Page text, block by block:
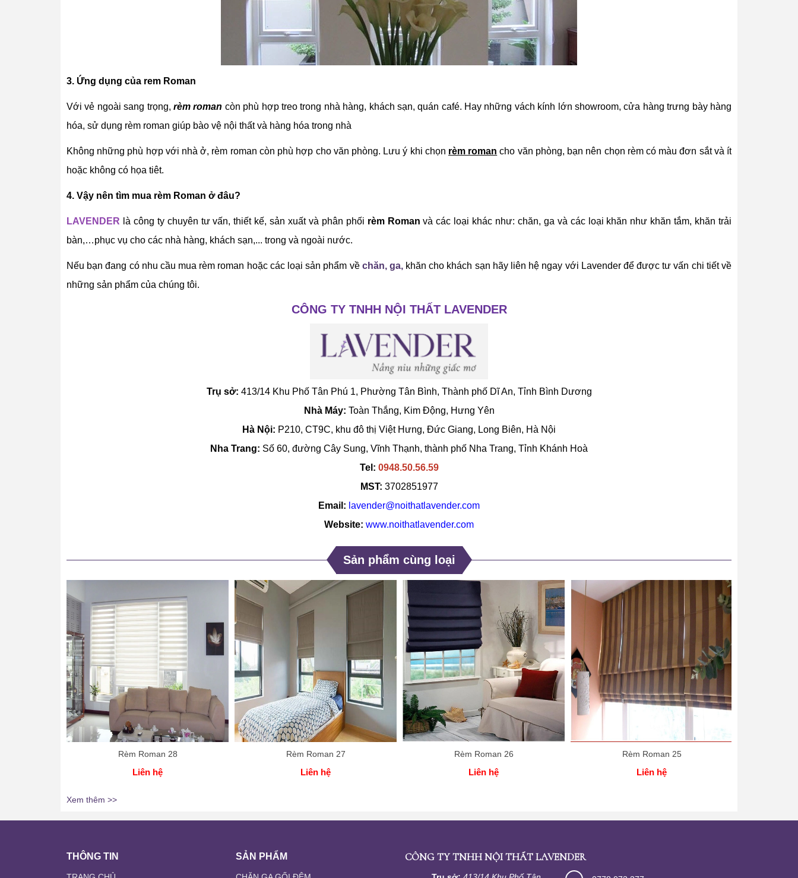
3. Ứng dụng của rem Roman
Với vẻ ngoài sang trọng, rèm roman còn phù hợp treo trong nhà hàng, khách sạn, quán café. Hay những vách kính lớn showroom, cửa hàng trưng bày hàng
hóa, sử dụng rèm roman giúp bào vệ nội thất và hàng hóa trong nhà
Không những phù hợp với nhà ở, rèm roman còn phù hợp cho văn phòng. Lưu ý khi chọn rèm roman cho văn phòng, bạn nên chọn rèm có màu đơn sắt và ít
hoặc không có họa tiêt.
4. Vậy nên tìm mua rèm Roman ở đâu?
LAVENDER là công ty chuyên tư vấn, thiết kế, sản xuất và phân phối rèm Roman và các loại khác như: chăn, ga và các loại khăn như khăn tắm, khăn trải
bàn,…phục vụ cho các nhà hàng, khách sạn,... trong và ngoài nước.
Nếu bạn đang có nhu cầu mua rèm roman hoặc các loại sản phẩm về chăn, ga,khăn cho khách sạn hãy liên hệ ngay với Lavender để được tư vấn chi tiết về
những sản phẩm của chúng tôi.
CÔNG TY TNHH NỘI THẤT LAVENDER
Trụ sở: 413/14 Khu Phố Tân Phú 1, Phường Tân Bình, Thành phố Dĩ An, Tỉnh Bình Dương
Nhà Máy: Toàn Thắng, Kim Động, Hưng Yên
Hà Nội: P210, CT9C, khu đô thị Việt Hưng, Đức Giang, Long Biên, Hà Nội
Nha Trang: Số 60, đường Cây Sung, Vĩnh Thạnh, thành phố Nha Trang, Tỉnh Khánh Hoà
Tel: 0948.50.56.59
MST: 3702851977
Email: lavender@noithatlavender.com
Website: www.noithatlavender.com
Sản phẩm cùng loại
Rèm Roman 28
Liên hệ
Rèm Roman 27
Liên hệ
Rèm Roman 26
Liên hệ
Rèm Roman 25
Liên hệ
Xem thêm >>
THÔNG TIN SẢN PHẨM CÔNG TY TNHH NỘI THẤT LAVENDER